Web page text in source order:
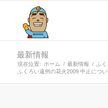
最新情報
現在位置: ホーム / 最新情報 / ふ
ふくろい遠州の花火2009 中止につい